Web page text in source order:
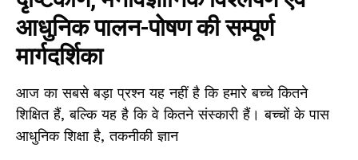
आधुनिक पालन-पोषण की सम्पूर्ण
मार्गदर्शिका
आज का सबसे बड़ा प्रश्न यह नहीं है कि हमारे बच्चे कितने
शिक्षित हैं, बल्कि यह है कि वे कितने संस्कारी हैं। बच्चों के पास
आधुनिक शिक्षा है, तकनीकी ज्ञान